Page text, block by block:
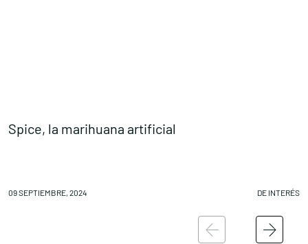
Spice, la marihuana artificial
09 SEPTIEMBRE, 2024 DE INTERÉS